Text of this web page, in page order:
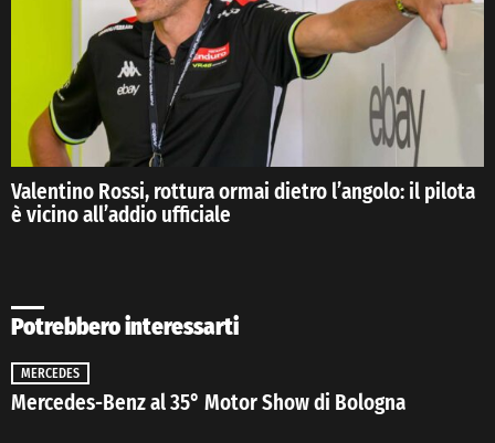
Valentino Rossi, rottura ormai dietro l’angolo: il pilota
è vicino all’addio ufficiale
Potrebbero interessarti
MERCEDES
Mercedes-Benz al 35° Motor Show di Bologna